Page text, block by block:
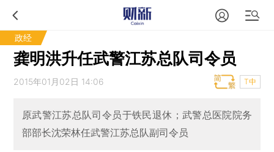
政经
龚明洪升任武警江苏总队司令员
2015年01月02日 14:06 T中
原武警江苏总队司令员于铁民退休；武警总医院院务
部部长沈荣林任武警江苏总队副司令员